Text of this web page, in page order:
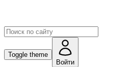
Toggle theme
Войти